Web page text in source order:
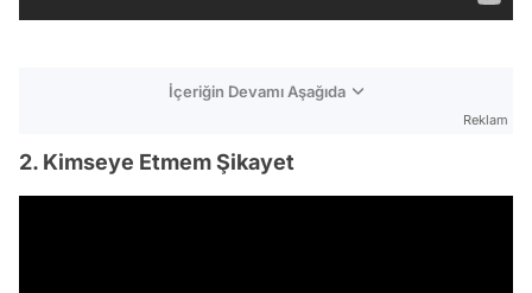
İçeriğin Devamı Aşağıda
Reklam
2. Kimseye Etmem Şikayet